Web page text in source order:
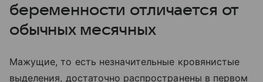
беременности отличается от
обычных месячных
Мажущие, то есть незначительные кровянистые
выделения, достаточно распространены в первом